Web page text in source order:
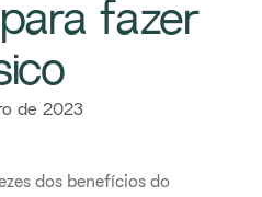
fazer
de 2023
dos benefícios do